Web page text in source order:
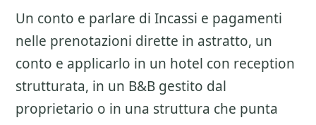
Un conto e parlare di Incassi e pagamenti
nelle prenotazioni dirette in astratto, un
conto e applicarlo in un hotel con reception
strutturata, in un B&B gestito dal
proprietario o in una struttura che punta